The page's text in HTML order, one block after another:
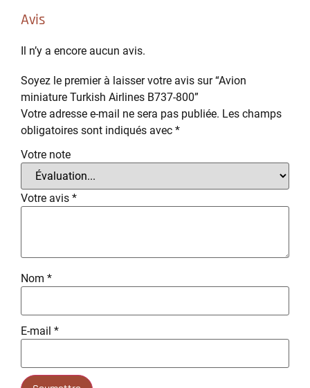
Avis
Il n’y a encore aucun avis.
Soyez le premier à laisser votre avis sur “Avion
miniature Turkish Airlines B737-800”
Votre adresse e-mail ne sera pas publiée. Les champs
obligatoires sont indiqués avec *
Votre note
Votre avis *
Nom *
E-mail *